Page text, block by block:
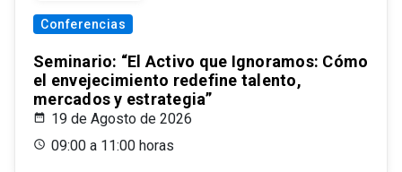
Conferencias
Seminario: “El Activo que Ignoramos: Cómo
el envejecimiento redefine talento,
mercados y estrategia”
19 de Agosto de 2026
09:00 a 11:00 horas